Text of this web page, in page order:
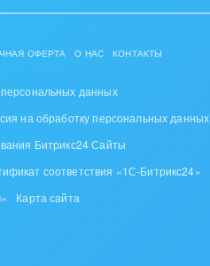
ОФЕРТА О НАС КОНТАКТЫ
данных
на обработку персональных данных
Битрикс24 Сайты
соответствия «1С-Битрикс24»
Карта сайта